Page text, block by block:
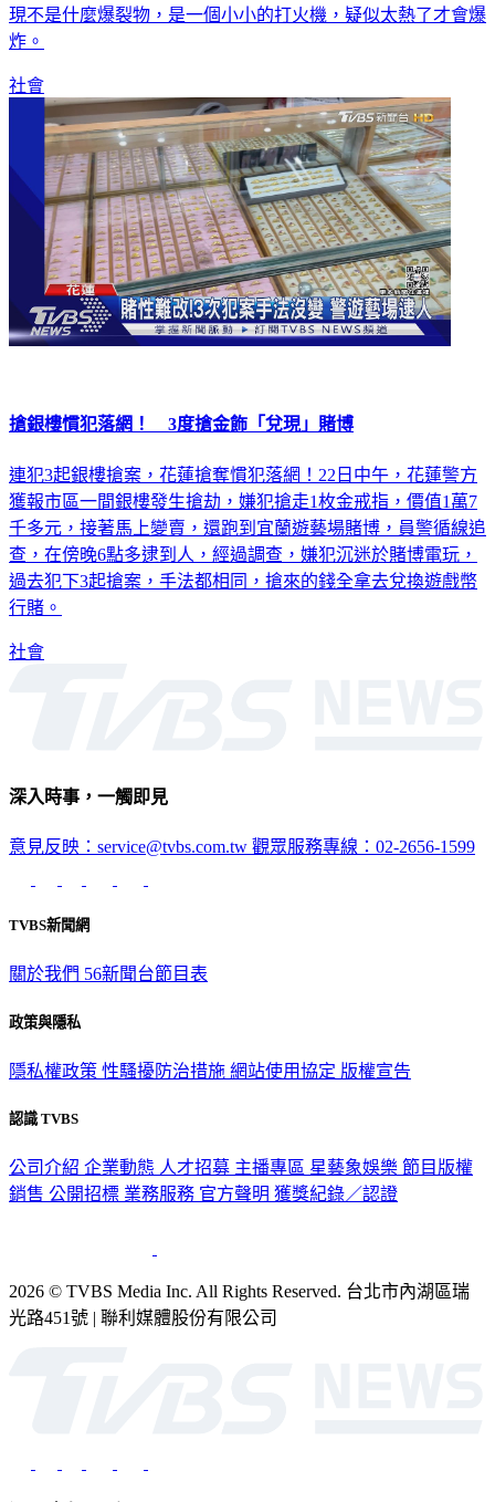
現不是什麼爆裂物，是一個小小的打火機，疑似太熱了才會爆
炸。
社會
搶銀樓慣犯落網！ 3度搶金飾「兌現」賭博
連犯3起銀樓搶案，花蓮搶奪慣犯落網！22日中午，花蓮警方
獲報市區一間銀樓發生搶劫，嫌犯搶走1枚金戒指，價值1萬7
千多元，接著馬上變賣，還跑到宜蘭遊藝場賭博，員警循線追
查，在傍晚6點多逮到人，經過調查，嫌犯沉迷於賭博電玩，
過去犯下3起搶案，手法都相同，搶來的錢全拿去兌換遊戲幣
行賭。
社會
深入時事，一觸即見
意見反映：service@tvbs.com.tw 觀眾服務專線：02-2656-1599
TVBS新聞網
關於我們 56新聞台節目表
政策與隱私
隱私權政策 性騷擾防治措施 網站使用協定 版權宣告
認識 TVBS
公司介紹 企業動態 人才招募 主播專區 星藝象娛樂 節目版權
銷售 公開招標 業務服務 官方聲明 獲獎紀錄／認證
2026 © TVBS Media Inc. All Rights Reserved. 台北市內湖區瑞
光路451號 | 聯利媒體股份有限公司